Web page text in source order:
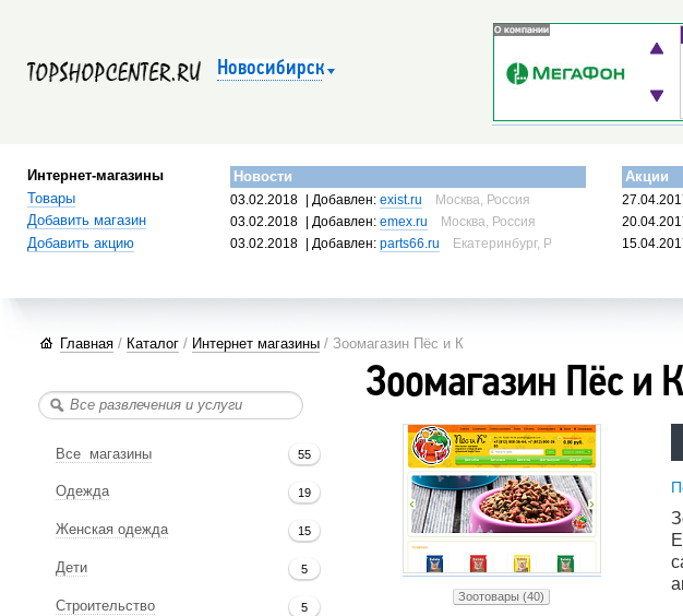
Новосибирск
Интернет-магазины
Товары
Добавить магазин
Добавить акцию
Новости
03.02.2018 | Добавлен: exist.ru
Москва, Россия
03.02.2018
| Добавлен: emex.ru
Москва, Россия
03.02.2018
| Добавлен: parts66.ru Екатеринбург, Россия
Акции
Главная / Каталог / Интернет магазины / Зоомагазин Пёс и К
Все магазины 55
Одежда 19
Женская одежда 15
Дети 5
Строительство 5
Зоомагазин Пёс и К
Зоотовары (40)